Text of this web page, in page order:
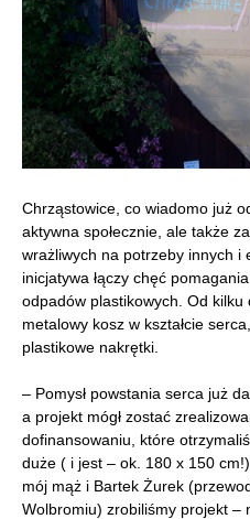
Chrząstowice, co wiadomo już
aktywna społecznie, ale także
wrażliwych na potrzeby innych i
inicjatywa łączy chęć
odpadów plastikowych. Od
metalowy kosz w kształcie
plastikowe nakrętki.
– Pomysł powstania serca już
a projekt mógł zostać
dofinansowaniu, które
duże ( i jest – ok. 180 x 150
mój mąż i Bartek Żurek
Wolbromiu) zrobiliśmy projekt –